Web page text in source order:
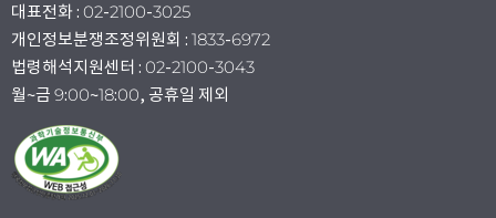
대표전화 : 02-2100-3025
개인정보분쟁조정위원회 : 1833-6972
법령해석지원센터 : 02-2100-3043
월~금 9:00~18:00, 공휴일 제외